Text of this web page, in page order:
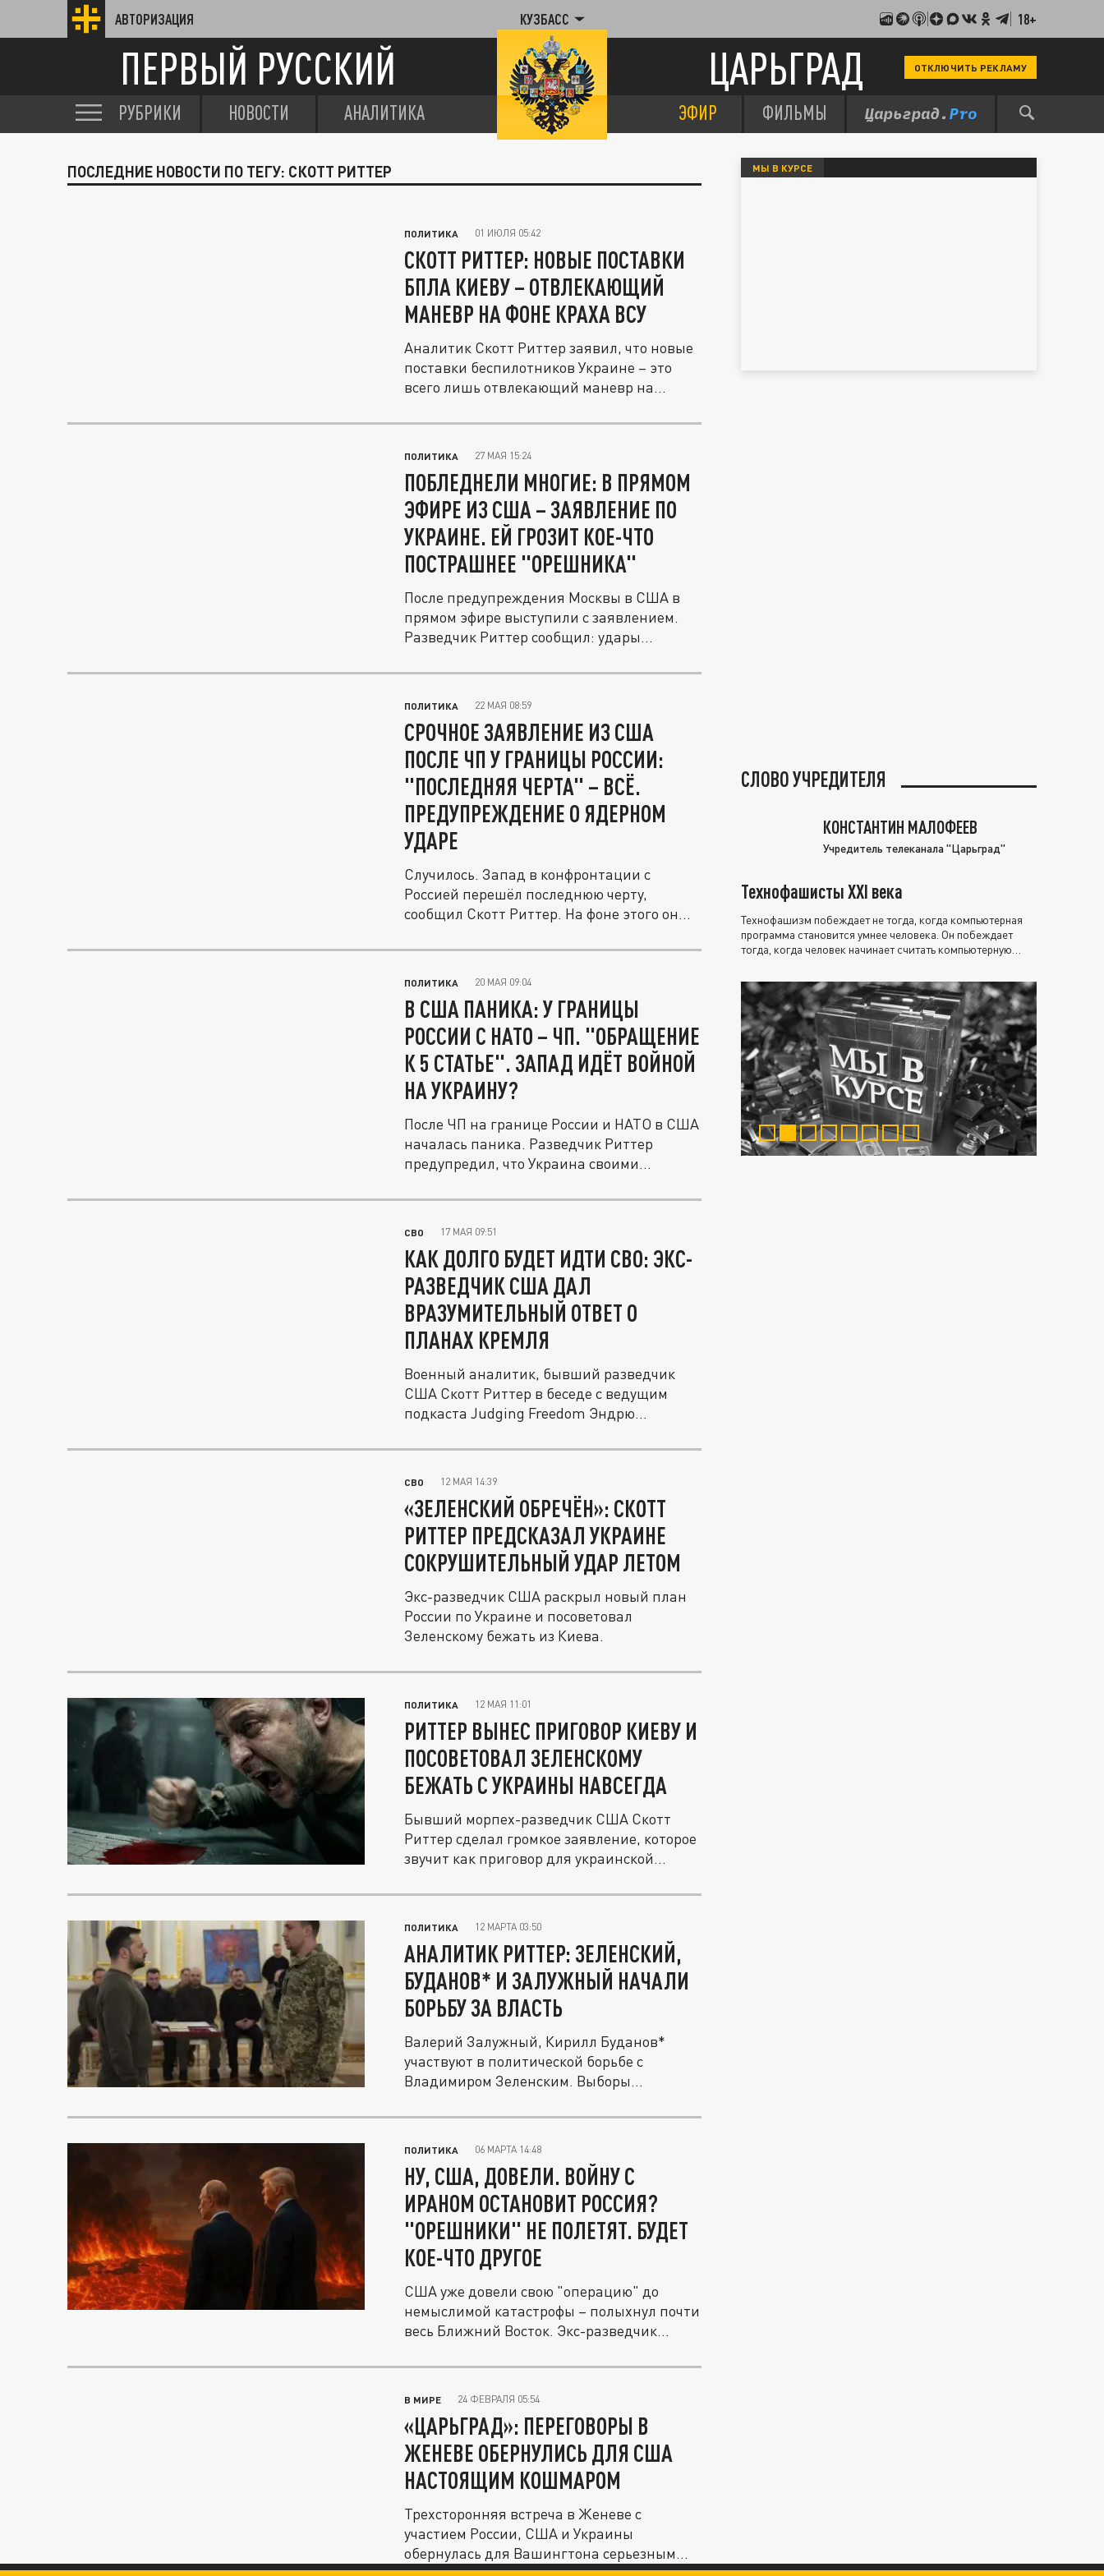
АВТОРИЗАЦИЯ КУЗБАСС 18+
ПЕРВЫЙ РУССКИЙ ЦАРЬГРАД ОТКЛЮЧИТЬ РЕКЛАМУ
РУБРИКИ НОВОСТИ АНАЛИТИКА ЭФИР ФИЛЬМЫ
ПОСЛЕДНИЕ НОВОСТИ ПО ТЕГУ: СКОТТ РИТТЕР
ПОЛИТИКА 01 ИЮЛЯ 05:42
СКОТТ РИТТЕР: НОВЫЕ ПОСТАВКИ
БПЛА КИЕВУ – ОТВЛЕКАЮЩИЙ
МАНЕВР НА ФОНЕ КРАХА ВСУ
Аналитик Скотт Риттер заявил, что новые
поставки беспилотников Украине – это
всего лишь отвлекающий маневр на...
ПОЛИТИКА 27 МАЯ 15:24
ПОБЛЕДНЕЛИ МНОГИЕ: В ПРЯМОМ
ЭФИРЕ ИЗ США – ЗАЯВЛЕНИЕ ПО
УКРАИНЕ. ЕЙ ГРОЗИТ КОЕ-ЧТО
ПОСТРАШНЕЕ "ОРЕШНИКА"
После предупреждения Москвы в США в
прямом эфире выступили с заявлением.
Разведчик Риттер сообщил: удары...
ПОЛИТИКА 22 МАЯ 08:59
СРОЧНОЕ ЗАЯВЛЕНИЕ ИЗ США
ПОСЛЕ ЧП У ГРАНИЦЫ РОССИИ:
"ПОСЛЕДНЯЯ ЧЕРТА" – ВСЁ.
ПРЕДУПРЕЖДЕНИЕ О ЯДЕРНОМ
УДАРЕ
Случилось. Запад в конфронтации с
Россией перешёл последнюю черту,
сообщил Скотт Риттер. На фоне этого он...
ПОЛИТИКА 20 МАЯ 09:04
В США ПАНИКА: У ГРАНИЦЫ
РОССИИ С НАТО – ЧП. "ОБРАЩЕНИЕ
К 5 СТАТЬЕ". ЗАПАД ИДЁТ ВОЙНОЙ
НА УКРАИНУ?
После ЧП на границе России и НАТО в США
началась паника. Разведчик Риттер
предупредил, что Украина своими...
СВО 17 МАЯ 09:51
КАК ДОЛГО БУДЕТ ИДТИ СВО: ЭКС-
РАЗВЕДЧИК США ДАЛ
ВРАЗУМИТЕЛЬНЫЙ ОТВЕТ О
ПЛАНАХ КРЕМЛЯ
Военный аналитик, бывший разведчик
США Скотт Риттер в беседе с ведущим
подкаста Judging Freedom Эндрю...
СВО 12 МАЯ 14:39
«ЗЕЛЕНСКИЙ ОБРЕЧЁН»: СКОТТ
РИТТЕР ПРЕДСКАЗАЛ УКРАИНЕ
СОКРУШИТЕЛЬНЫЙ УДАР ЛЕТОМ
Экс-разведчик США раскрыл новый план
России по Украине и посоветовал
Зеленскому бежать из Киева.
ПОЛИТИКА 12 МАЯ 11:01
РИТТЕР ВЫНЕС ПРИГОВОР КИЕВУ И
ПОСОВЕТОВАЛ ЗЕЛЕНСКОМУ
БЕЖАТЬ С УКРАИНЫ НАВСЕГДА
Бывший морпех-разведчик США Скотт
Риттер сделал громкое заявление, которое
звучит как приговор для украинской...
ПОЛИТИКА 12 МАРТА 03:50
АНАЛИТИК РИТТЕР: ЗЕЛЕНСКИЙ,
БУДАНОВ* И ЗАЛУЖНЫЙ НАЧАЛИ
БОРЬБУ ЗА ВЛАСТЬ
Валерий Залужный, Кирилл Буданов*
участвуют в политической борьбе с
Владимиром Зеленским. Выборы
ПОЛИТИКА 06 МАРТА 14:48
НУ, США, ДОВЕЛИ. ВОЙНУ С
ИРАНОМ ОСТАНОВИТ РОССИЯ?
"ОРЕШНИКИ" НЕ ПОЛЕТЯТ. БУДЕТ
КОЕ-ЧТО ДРУГОЕ
США уже довели свою "операцию" до
немыслимой катастрофы – полыхнул почти
весь Ближний Восток. Экс-разведчик...
В МИРЕ 24 ФЕВРАЛЯ 05:54
«ЦАРЬГРАД»: ПЕРЕГОВОРЫ В
ЖЕНЕВЕ ОБЕРНУЛИСЬ ДЛЯ США
НАСТОЯЩИМ КОШМАРОМ
Трехсторонняя встреча в Женеве с
участием России, США и Украины
обернулась для Вашингтона серьезным
МЫ В КУРСЕ
СЛОВО УЧРЕДИТЕЛЯ
КОНСТАНТИН МАЛОФЕЕВ
Учредитель телеканала "Царьград"
Технофашисты XXI века
Технофашизм побеждает не тогда, когда компьютерная
программа становится умнее человека. Он побеждает
тогда, когда человек начинает считать компьютерную